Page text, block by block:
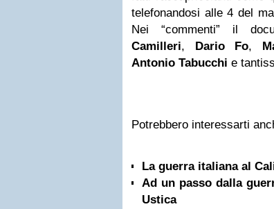
telefonandosi alle 4 del
Nei “commenti” il
Camilleri, Dario Fo,
Antonio Tabucchi e
Potrebbero interessarti
La guerra italiana al
Ad un passo dalla
Ustica